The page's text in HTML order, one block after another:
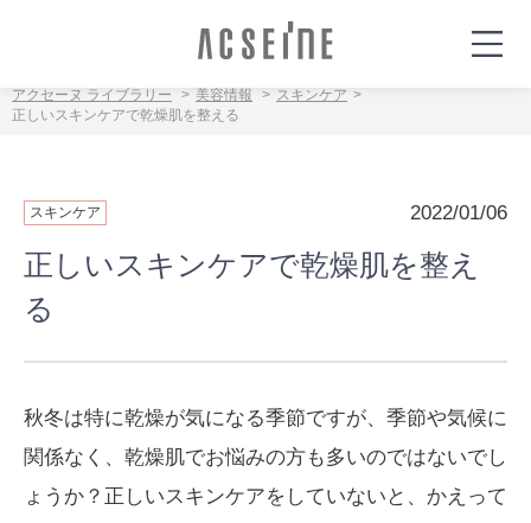
アクセーヌ ライブラリー 美容情報
スキンケア
正しいスキンケアで乾燥肌を整える
正しいスキンケアで乾燥肌を整え
る
2022/01/06
スキンケア
秋冬は特に乾燥が気になる季節ですが、季節や気候に
関係なく、乾燥肌でお悩みの方も多いのではないでし
ょうか？正しいスキンケアをしていないと、かえって